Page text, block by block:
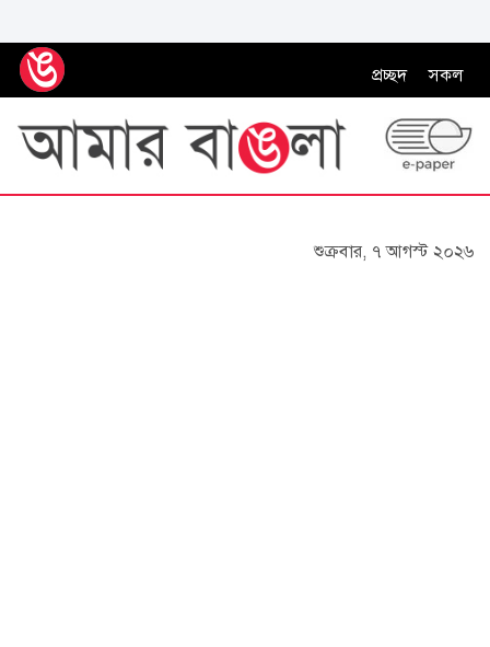
প্রচ্ছদ সকল
শুক্রবার, ৭ আগস্ট ২০২৬